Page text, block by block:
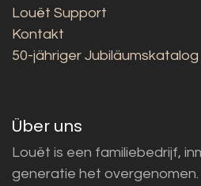
Louët Support
Kontakt
50-jähriger Jubiläumskatalog
Über uns
Louët is een familiebedrijf,
generatie het